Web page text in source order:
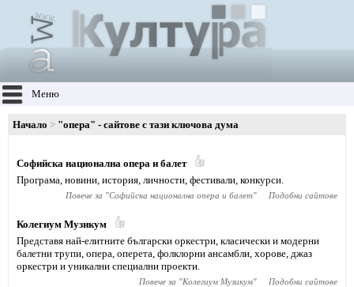
Меню
Начало "опера" - сайтове с тази ключова дума
Софийска национална опера и балет
Програма, новини, история, личности, фестивали, конкурси.
Повече за "Софийска национална опера и балет" Подобни сайтове
Колегиум Музикум
Представя най-елитните български оркестри, класически и модерни
балетни трупи, опера, оперета, фолклорни ансамбли, хорове, джаз
оркестри и уникални специални проекти.
Повече за "Колегиум Музикум" Подобни сайтове